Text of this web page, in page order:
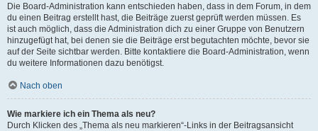
Die Board-Administration kann entschieden haben, dass in dem Forum, in dem
du einen Beitrag erstellt hast, die Beiträge zuerst geprüft werden müssen. Es
ist auch möglich, dass die Administration dich zu einer Gruppe von Benutzern
hinzugefügt hat, bei denen sie die Beiträge erst begutachten möchte, bevor sie
auf der Seite sichtbar werden. Bitte kontaktiere die Board-Administration, wenn
du weitere Informationen dazu benötigst.
Nach oben
Wie markiere ich ein Thema als neu?
Durch Klicken des „Thema als neu markieren“-Links in der Beitragsansicht